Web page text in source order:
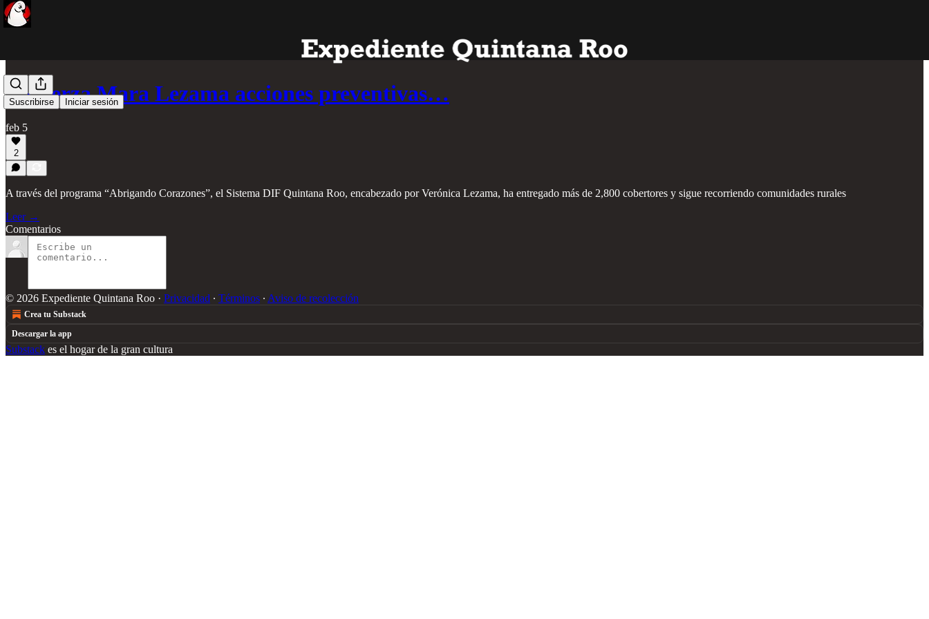
Suscribirse Iniciar sesión
Refuerza Mara Lezama acciones preventivas…
feb 5
2
A través del programa “Abrigando Corazones”, el Sistema DIF Quintana Roo, encabezado por Verónica Lezama, ha entregado más de 2,800 cobertores y sigue recorriendo comunidades rurales
Leer →
Comentarios
© 2026 Expediente Quintana Roo · Privacidad ∙ Términos ∙ Aviso de recolección
Crea tu Substack
Descargar la app
Substack es el hogar de la gran cultura